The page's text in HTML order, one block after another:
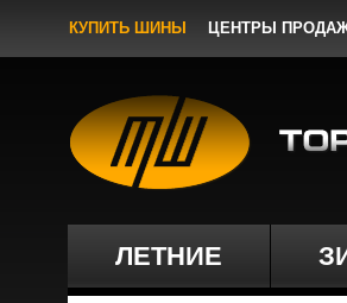
КУПИТЬ ШИНЫ ЦЕНТРЫ
ЛЕТНИЕ